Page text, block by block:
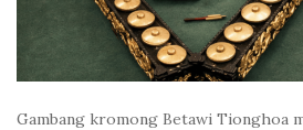
Gambang kromong Betawi Tionghoa